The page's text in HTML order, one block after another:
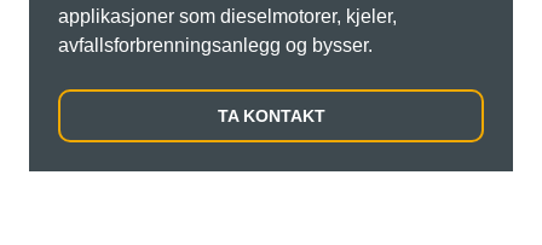
applikasjoner som dieselmotorer, kjeler,
avfallsforbrenningsanlegg og bysser.
TA KONTAKT